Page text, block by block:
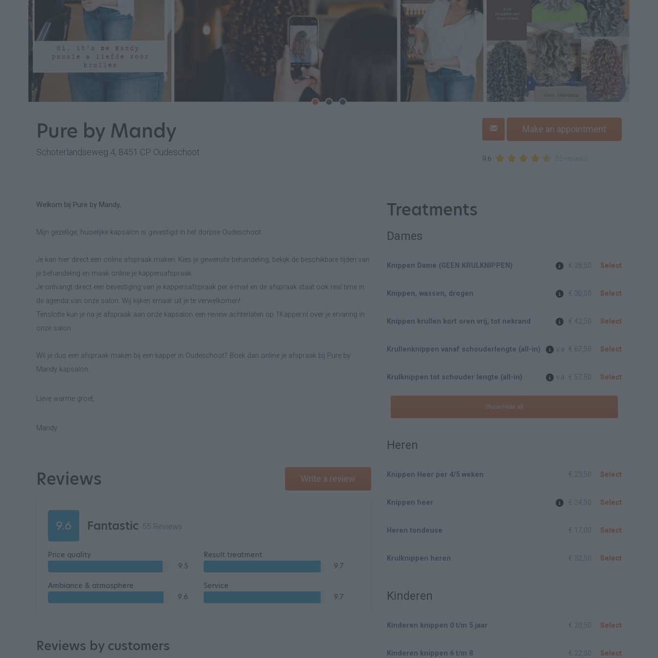
Pure by Mandy
Schoterlandseweg 4, 8451 CP Oudeschoot
Make an appointment
9.6
Welkom bij Pure by Mandy,
Mijn gezellige, huiselijke kapsalon is gevestigd in het dorpse Oudeschoot.
Je kan hier direct een online afspraak maken. Kies je gewenste behandeling, bekijk de beschikbare tijden van
je behandeling en maak online je kappersafspraak.
Je ontvangt direct een bevestiging van je kappersafspraak per e-mail en de afspraak staat ook real time in
de agenda van onze salon. Wij kijken ernaar uit je te verwelkomen!
Tenslotte kun je na je afspraak aan onze kapsalon een review achterlaten op 1Kapper.nl over je ervaring in
onze salon.
Wil je dus een afspraak maken bij een kapper in Oudeschoot? Boek dan online je afspraak bij Pure by
Mandy kapsalon.
Lieve warme groet,
Mandy
Reviews Write a review
9.6 Fantastic 55 Reviews
Price quality
9.5
Result treatment
9.7
Ambiance & atmosphere
9.6
Service
9.7
Reviews by customers
Treatments
Dames
Knippen Dame (GEEN KRULKNIPPEN) € 28,50 Select
Knippen, wassen, drogen € 30,50 Select
Knippen krullen kort oren vrij, tot nekrand € 42,50 Select
Krullenknippen vanaf schouderlengte (all-in) v.a. € 67,50 Select
Krulknippen tot schouder lengte (all-in) v.a. € 57,50 Select
Show/Hide all
Heren
Knippen Heer per 4/5 weken € 23,50 Select
Knippen heer € 24,50 Select
Heren tondeuse € 17,00 Select
Krulknippen heren € 32,50 Select
Kinderen
Kinderen knippen 0 t/m 5 jaar € 20,50 Select
Kinderen knippen 6 t/m 8 € 22,50 Select